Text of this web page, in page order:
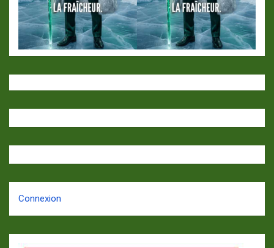
Connexion